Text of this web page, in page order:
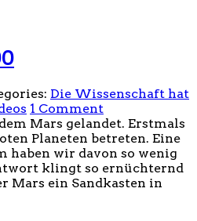
Die Wissenschaft hat
1 Comment
Mars gelandet. Erstmals
Planeten betreten. Eine
haben wir davon so wenig
klingt so ernüchternd
Mars ein Sandkasten in